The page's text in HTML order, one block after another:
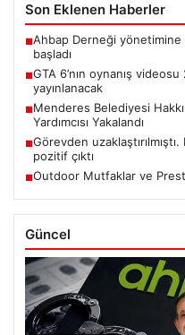
Son Eklenen Haberler
■Ahbap Derneği yönetimine
başladı
■GTA 6’nın oynanış
yayınlanacak
■Menderes Belediyesi
Yardımcısı Yakalandı
■Görevden
pozitif çıktı
■Outdoor Mutfaklar ve
Güncel